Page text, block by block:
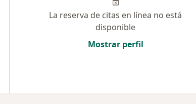
La reserva de citas en línea no está
disponible
Mostrar perfil